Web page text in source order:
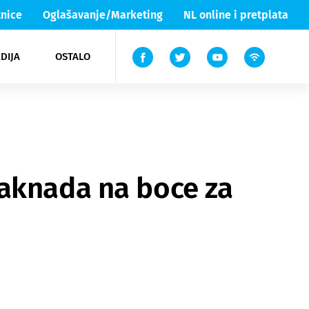
Oglašavanje/Marketing NL online i pretplata
OSTALO
Lika & Senj
TV
na boce za